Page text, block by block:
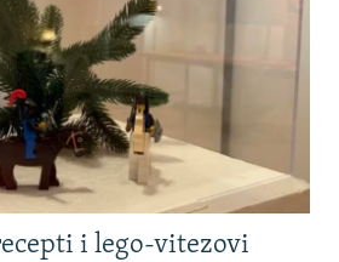
i lego-vitezovi